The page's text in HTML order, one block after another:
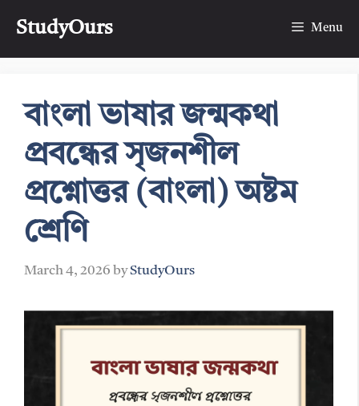
StudyOurs Menu
বাংলা ভাষার জন্মকথা
প্রবন্ধের সৃজনশীল
প্রশ্নোত্তর (বাংলা) অষ্টম
শ্রেণি
March 4, 2026 byStudyOurs